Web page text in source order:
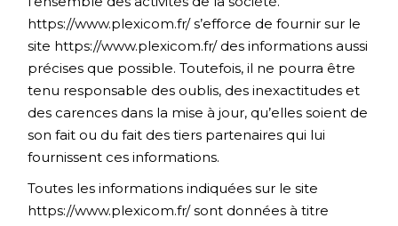
https://www.plexicom.fr/s’efforce de fournir sur le
site https://www.plexicom.fr/des informations aussi
précises que possible. Toutefois, il ne pourra être
tenu responsable des oublis, des inexactitudes et
des carences dans la mise à jour, qu’elles soient de
son fait ou du fait des tiers partenaires qui lui
fournissent ces informations.
Toutes les informations indiquées sur le site
https://www.plexicom.fr/sont données à titre